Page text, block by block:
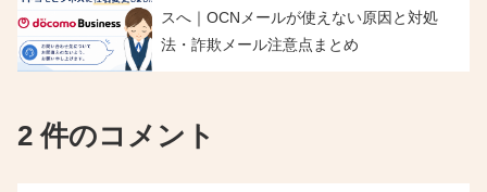
スへ｜OCNメールが使えない原因と対処
法・詐欺メール注意点まとめ
2 件のコメント